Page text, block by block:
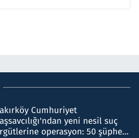
Cumhuriyet
yeni nesil suç
operasyon: 50 şüpheli